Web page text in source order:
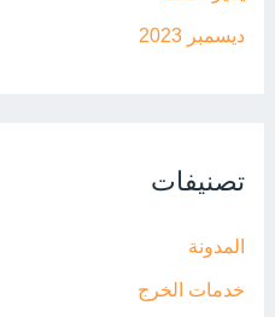
ديسمبر 2023
تصنيفات
المدونة
خدمات الخرج